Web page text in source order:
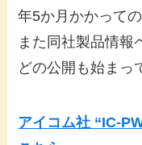
年5か月かかって
また同社製品情報
どの公開も始まっ
アイコム社 “IC-